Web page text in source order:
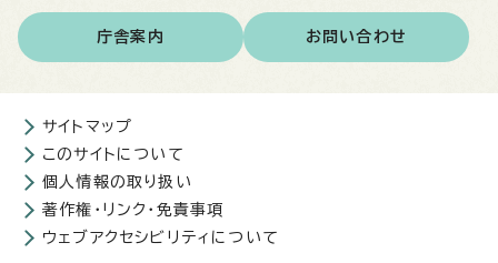
庁舎案内 お問い合わせ
サイトマップ
このサイトについて
個人情報の取り扱い
著作権・リンク・免責事項
ウェブアクセシビリティについて